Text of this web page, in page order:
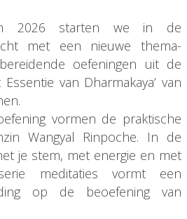
2026 starten we in de
met een nieuwe thema-
oefeningen uit de
van Dharmakaya’ van
vormen de praktische
Wangyal Rinpoche. In de
je stem, met energie en met
meditaties vormt een
op de beoefening van